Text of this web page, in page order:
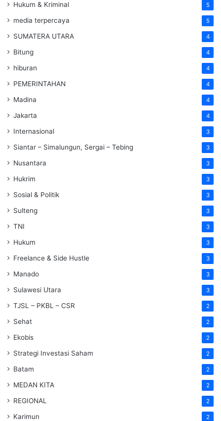
Hukum & Kriminal 5
media terpercaya 5
SUMATERA UTARA 4
Bitung 4
hiburan 4
PEMERINTAHAN 4
Madina 4
Jakarta 4
Internasional 3
Siantar – Simalungun, Sergai – Tebing 3
Nusantara 3
Hukrim 3
Sosial & Politik 3
Sulteng 3
TNI 3
Hukum 3
Freelance & Side Hustle 3
Manado 3
Sulawesi Utara 3
TJSL – PKBL – CSR 2
Sehat 2
Ekobis 2
Strategi Investasi Saham 2
Batam 2
MEDAN KITA 2
REGIONAL 2
Karimun 2